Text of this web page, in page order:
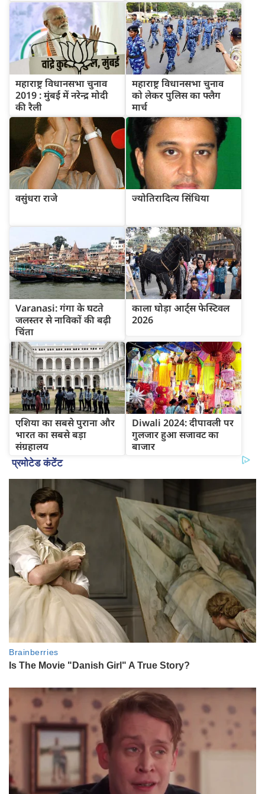
महाराष्ट्र विधानसभा चुनाव
2019 : मुंबई में नरेन्द्र मोदी
की रैली
महाराष्ट्र विधानसभा चुनाव
को लेकर पुलिस का फ्लैग
मार्च
वसुंधरा राजे ज्योतिरादित्य सिंधिया
Varanasi: गंगा के घटते
जलस्तर से नाविकों की बढ़ी
चिंता
काला घोड़ा आर्ट्स फेस्टिवल
2026
एशिया का सबसे पुराना और
भारत का सबसे बड़ा
संग्रहालय
Diwali 2024: दीपावली पर
गुलजार हुआ सजावट का
बाजार